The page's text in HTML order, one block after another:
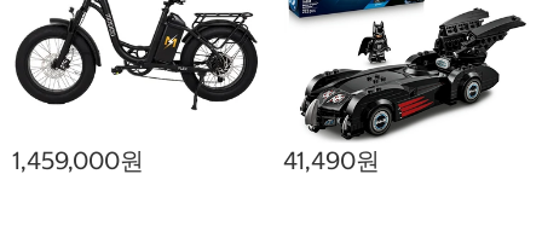
1,459,000원 41,490원